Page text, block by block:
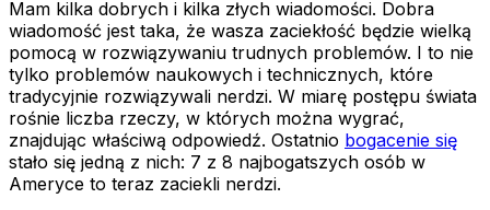
Mam kilka dobrych i kilka złych wiadomości. Dobra
wiadomość jest taka, że wasza zaciekłość będzie wielką
pomocą w rozwiązywaniu trudnych problemów. I to nie
tylko problemów naukowych i technicznych, które
tradycyjnie rozwiązywali nerdzi. W miarę postępu świata
rośnie liczba rzeczy, w których można wygrać,
znajdując właściwą odpowiedź. Ostatnio bogacenie się
stało się jedną z nich: 7 z 8 najbogatszych osób w
Ameryce to teraz zaciekli nerdzi.